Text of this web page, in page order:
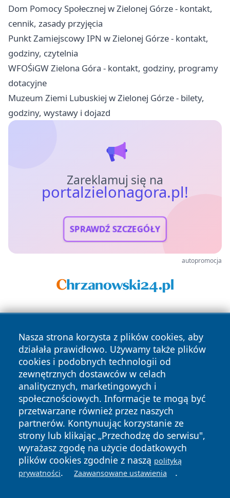
Dom Pomocy Społecznej w Zielonej Górze - kontakt,
cennik, zasady przyjęcia
Punkt Zamiejscowy IPN w Zielonej Górze - kontakt,
godziny, czytelnia
WFOŚiGW Zielona Góra - kontakt, godziny, programy
dotacyjne
Muzeum Ziemi Lubuskiej w Zielonej Górze - bilety,
godziny, wystawy i dojazd
Zareklamuj się na
portalzielonagora.pl!
SPRAWDŹ SZCZEGÓŁY
autopromocja
Nasza strona korzysta z plików cookies, aby
działała prawidłowo. Używamy także plików
cookies i podobnych technologii od
zewnętrznych dostawców w celach
analitycznych, marketingowych i
społecznościowych. Informacje te mogą być
przetwarzane również przez naszych
partnerów. Kontynuując korzystanie ze
strony lub klikając „Przechodzę do serwisu",
wyrażasz zgodę na użycie dodatkowych
plików cookies zgodnie z naszą polityką
prywatności. Zaawansowane ustawienia .
Copyright © 2026 portalzielonagora.pl Wszystkie prawa
zastrzeżone.
News Autorzy
Polityka
Prywatności
Polityka
Cookies